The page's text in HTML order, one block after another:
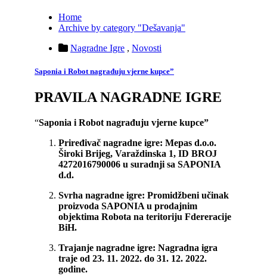
Home
Archive by category "Dešavanja"
Nagradne Igre , Novosti
Saponia i Robot nagrađuju vjerne kupce”
PRAVILA NAGRADNE IGRE
“Saponia i Robot nagrađuju vjerne kupce”
Priređivač nagradne igre: Mepas d.o.o.
Široki Brijeg, Varaždinska 1, ID BROJ
4272016790006 u suradnji sa SAPONIA
d.d.
Svrha nagradne igre: Promidžbeni učinak
proizvoda SAPONIA u prodajnim
objektima Robota na teritoriju Fdereracije
BiH.
Trajanje nagradne igre: Nagradna igra
traje od 23. 11. 2022. do 31. 12. 2022.
godine.